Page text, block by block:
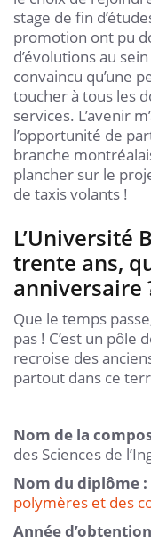
stage de fin
promotion ont pu
d’évolutions au
convaincu qu’une
toucher à tous les
services. L’avenir
l’opportunité de
branche
plancher sur le
de taxis volants !
L’Université
trente ans,
anniversaire
Que le temps
pas ! C’est un pôle
recroise des
partout dans ce
Nom de la
des Sciences de
Nom du diplôme :
polymères et des
Année